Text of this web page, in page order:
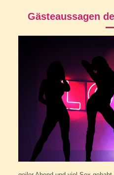
Gästeaussagen